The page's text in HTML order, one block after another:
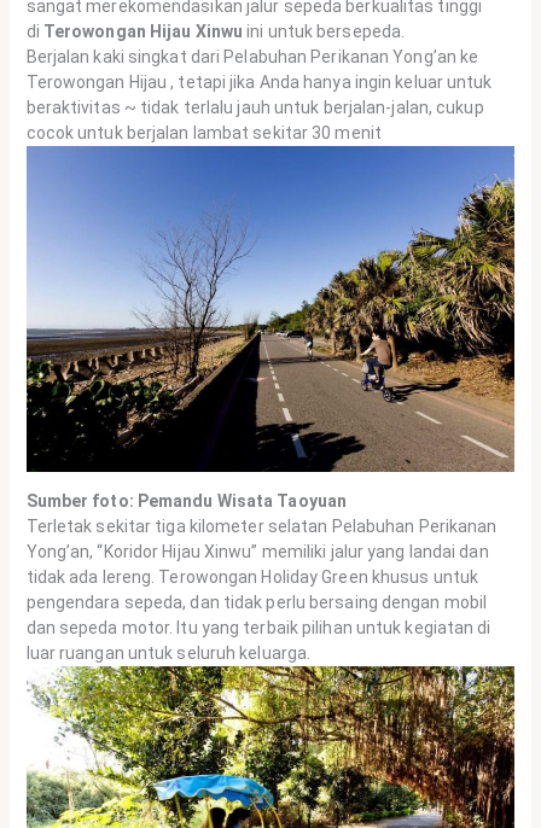
sangat merekomendasikan jalur sepeda berkualitas tinggi
di Terowongan Hijau Xinwu ini untuk bersepeda.
Berjalan kaki singkat dari Pelabuhan Perikanan Yong’an ke
Terowongan Hijau , tetapi jika Anda hanya ingin keluar untuk
beraktivitas ~ tidak terlalu jauh untuk berjalan-jalan, cukup
cocok untuk berjalan lambat sekitar 30 menit
Sumber foto: Pemandu Wisata Taoyuan
Terletak sekitar tiga kilometer selatan Pelabuhan Perikanan
Yong’an, “Koridor Hijau Xinwu” memiliki jalur yang landai dan
tidak ada lereng. Terowongan Holiday Green khusus untuk
pengendara sepeda, dan tidak perlu bersaing dengan mobil
dan sepeda motor. Itu yang terbaik pilihan untuk kegiatan di
luar ruangan untuk seluruh keluarga.